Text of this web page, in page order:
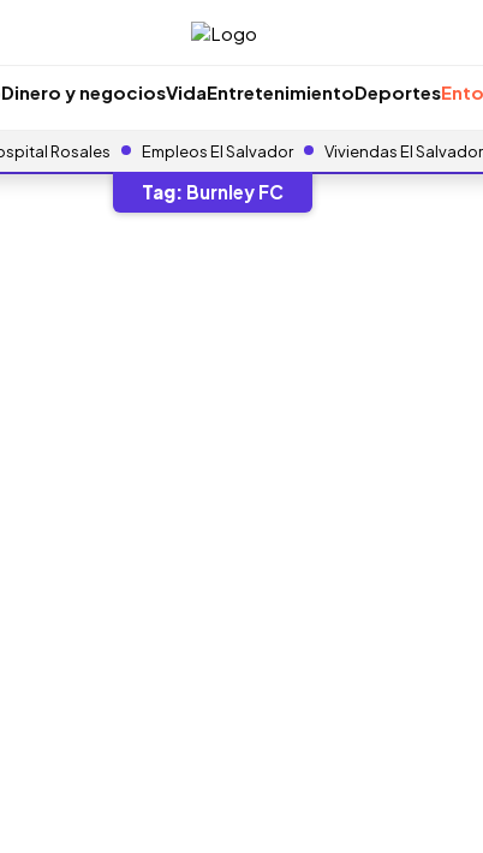
Dinero y negociosVidaEntretenimientoDeportes
Rosales Empleos El Salvador Viviendas El Salvador
Tag: Burnley FC